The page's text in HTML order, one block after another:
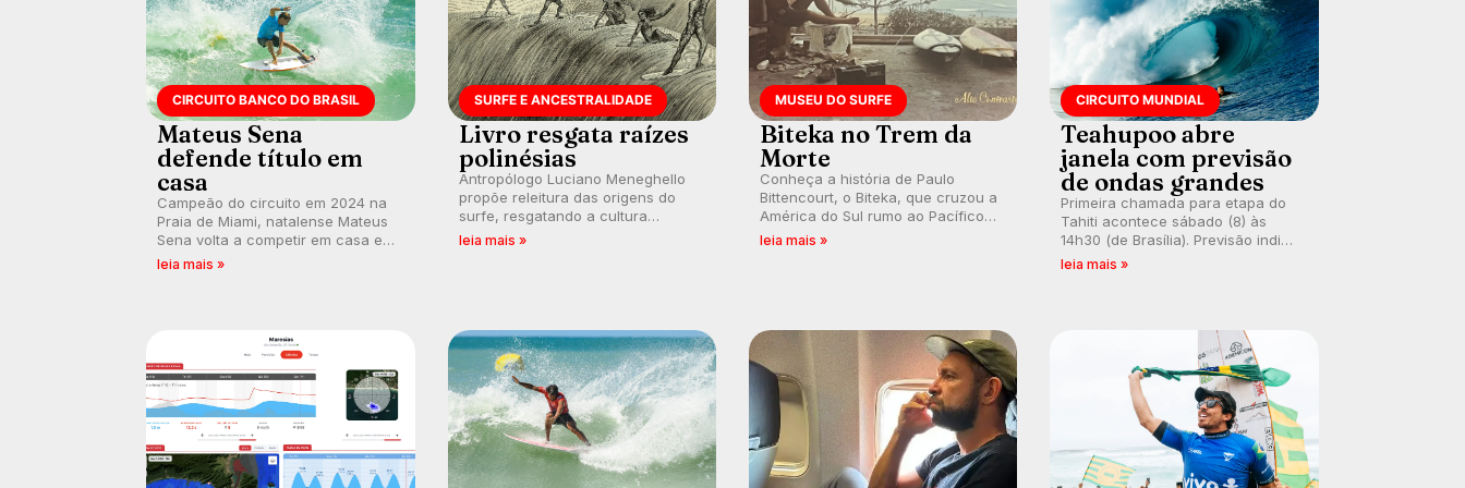
CIRCUITO BANCO DO BRASIL
Mateus Sena
defende título em
casa
Campeão do circuito em 2024 na
Praia de Miami, natalense Mateus
Sena volta a competir em casa em
busca de manter a hegemonia
leia mais »
SURFE E ANCESTRALIDADE
Livro resgata raízes
polinésias
Antropólogo Luciano Meneghello
propõe releitura das origens do
surfe, resgatando a cultura
polinésia e questionando a visão
leia mais »
MUSEU DO SURFE
Biteka no Trem da
Morte
Conheça a história de Paulo
Bittencourt, o Biteka, que cruzou a
América do Sul rumo ao Pacífico
em uma jornada que se tornou um
leia mais »
CIRCUITO MUNDIAL
Teahupoo abre
janela com previsão
de ondas grandes
Primeira chamada para etapa do
Tahiti acontece sábado (8) às
14h30 (de Brasília). Previsão indica
swell consistente. Medina
leia mais »